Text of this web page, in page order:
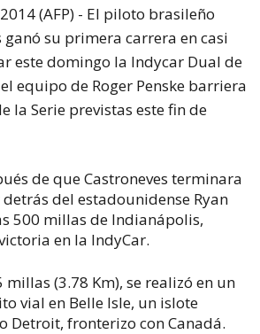
(AFP) - El piloto brasileño
ganó su primera carrera en casi
este domingo la Indycar Dual de
equipo de Roger Penske barriera
la Serie previstas este fin de
de que Castroneves terminara
del estadounidense Ryan
500 millas de Indianápolis,
en la IndyCar.
millas (3.78 Km), se realizó en un
vial en Belle Isle, un islote
Detroit, fronterizo con Canadá.